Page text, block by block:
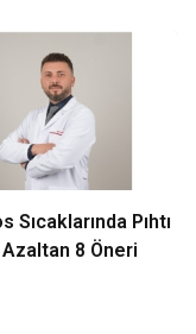
Sıcaklarında Pıhtı
8 Öneri